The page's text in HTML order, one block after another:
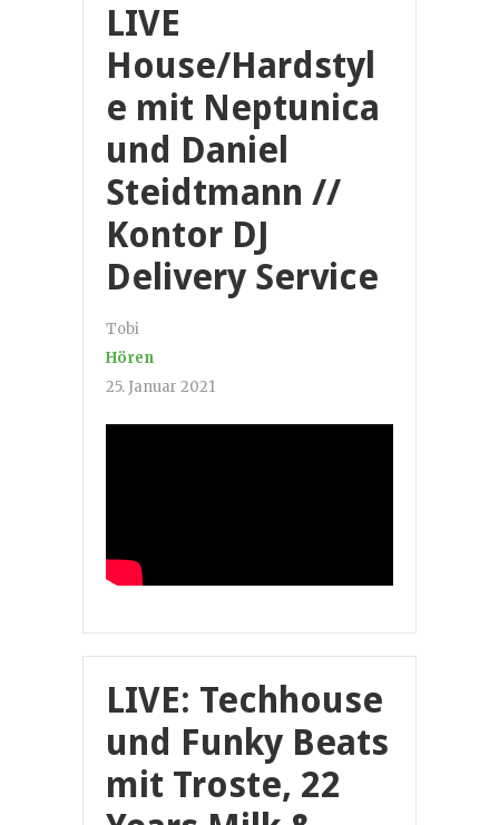
LIVE
House/Hardstyl
e mit Neptunica
und Daniel
Steidtmann //
Kontor DJ
Delivery Service
Tobi
Hören
25. Januar 2021
LIVE: Techhouse
und Funky Beats
mit Troste, 22